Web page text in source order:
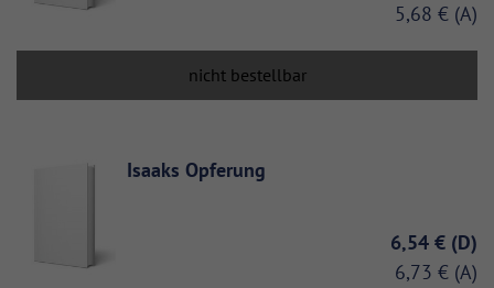
5,68 €
nicht bestellbar
Isaaks Opferung
6,54 €
6,73 €